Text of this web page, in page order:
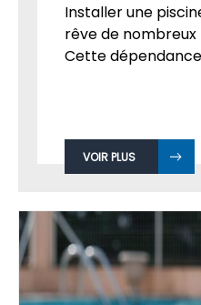
Installer une
rêve de
Cette
VOIR PLUS